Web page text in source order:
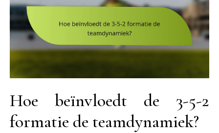
Hoe beïnvloedt de 3-5-2
formatie de teamdynamiek?